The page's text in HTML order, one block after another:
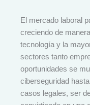
El mercado laboral
creciendo de
tecnología y la
sectores tanto
oportunidades se
ciberseguridad
casos legales, ser